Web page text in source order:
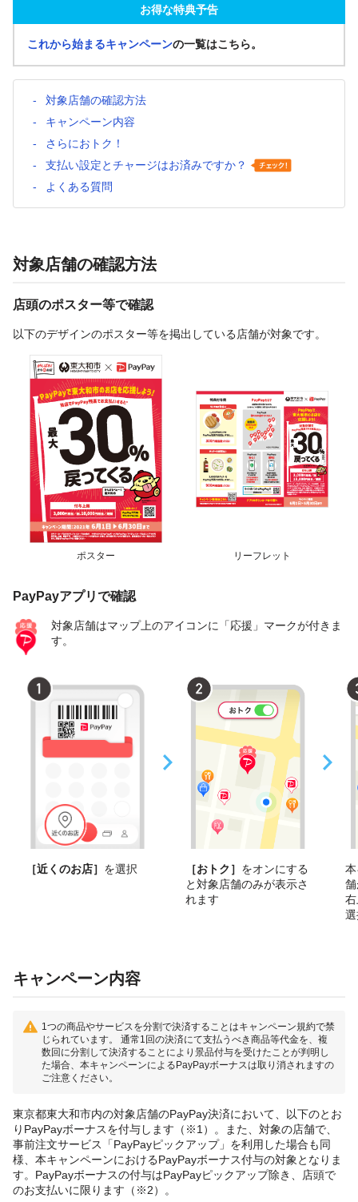
お得な特典予告
これから始まるキャンペーンの一覧はこちら。
対象店舗の確認方法
キャンペーン内容
さらにおトク！
支払い設定とチャージはお済みですか？
よくある質問
対象店舗の確認方法
店頭のポスター等で確認
以下のデザインのポスター等を掲出している店舗が対象です。
ポスター リーフレット
PayPayアプリで確認
対象店舗はマップ上のアイコンに「応援」マークが付きま
す。
［近くのお店］ を選択 ［おトク］ をオンにする
と対象店舗のみが表示さ
れます
キャンペーン内容
1つの商品やサービスを分割で決済することはキャンペーン規約で禁
じられています。 通常1回の決済にて支払うべき商品等代金を、複
数回に分割して決済することにより景品付与を受けたことが判明し
た場合、本キャンペーンによるPayPayボーナスは取り消されますの
ご注意ください。
東京都東大和市内の対象店舗のPayPay決済において、以下のとお
りPayPayボーナスを付与します（※1）。また、対象の店舗で、
事前注文サービス「PayPayピックアップ」を利用した場合も同
様、本キャンペーンにおけるPayPayボーナス付与の対象となりま
す。PayPayボーナスの付与はPayPayピックアップ除き、店頭で
のお支払いに限ります（※2）。